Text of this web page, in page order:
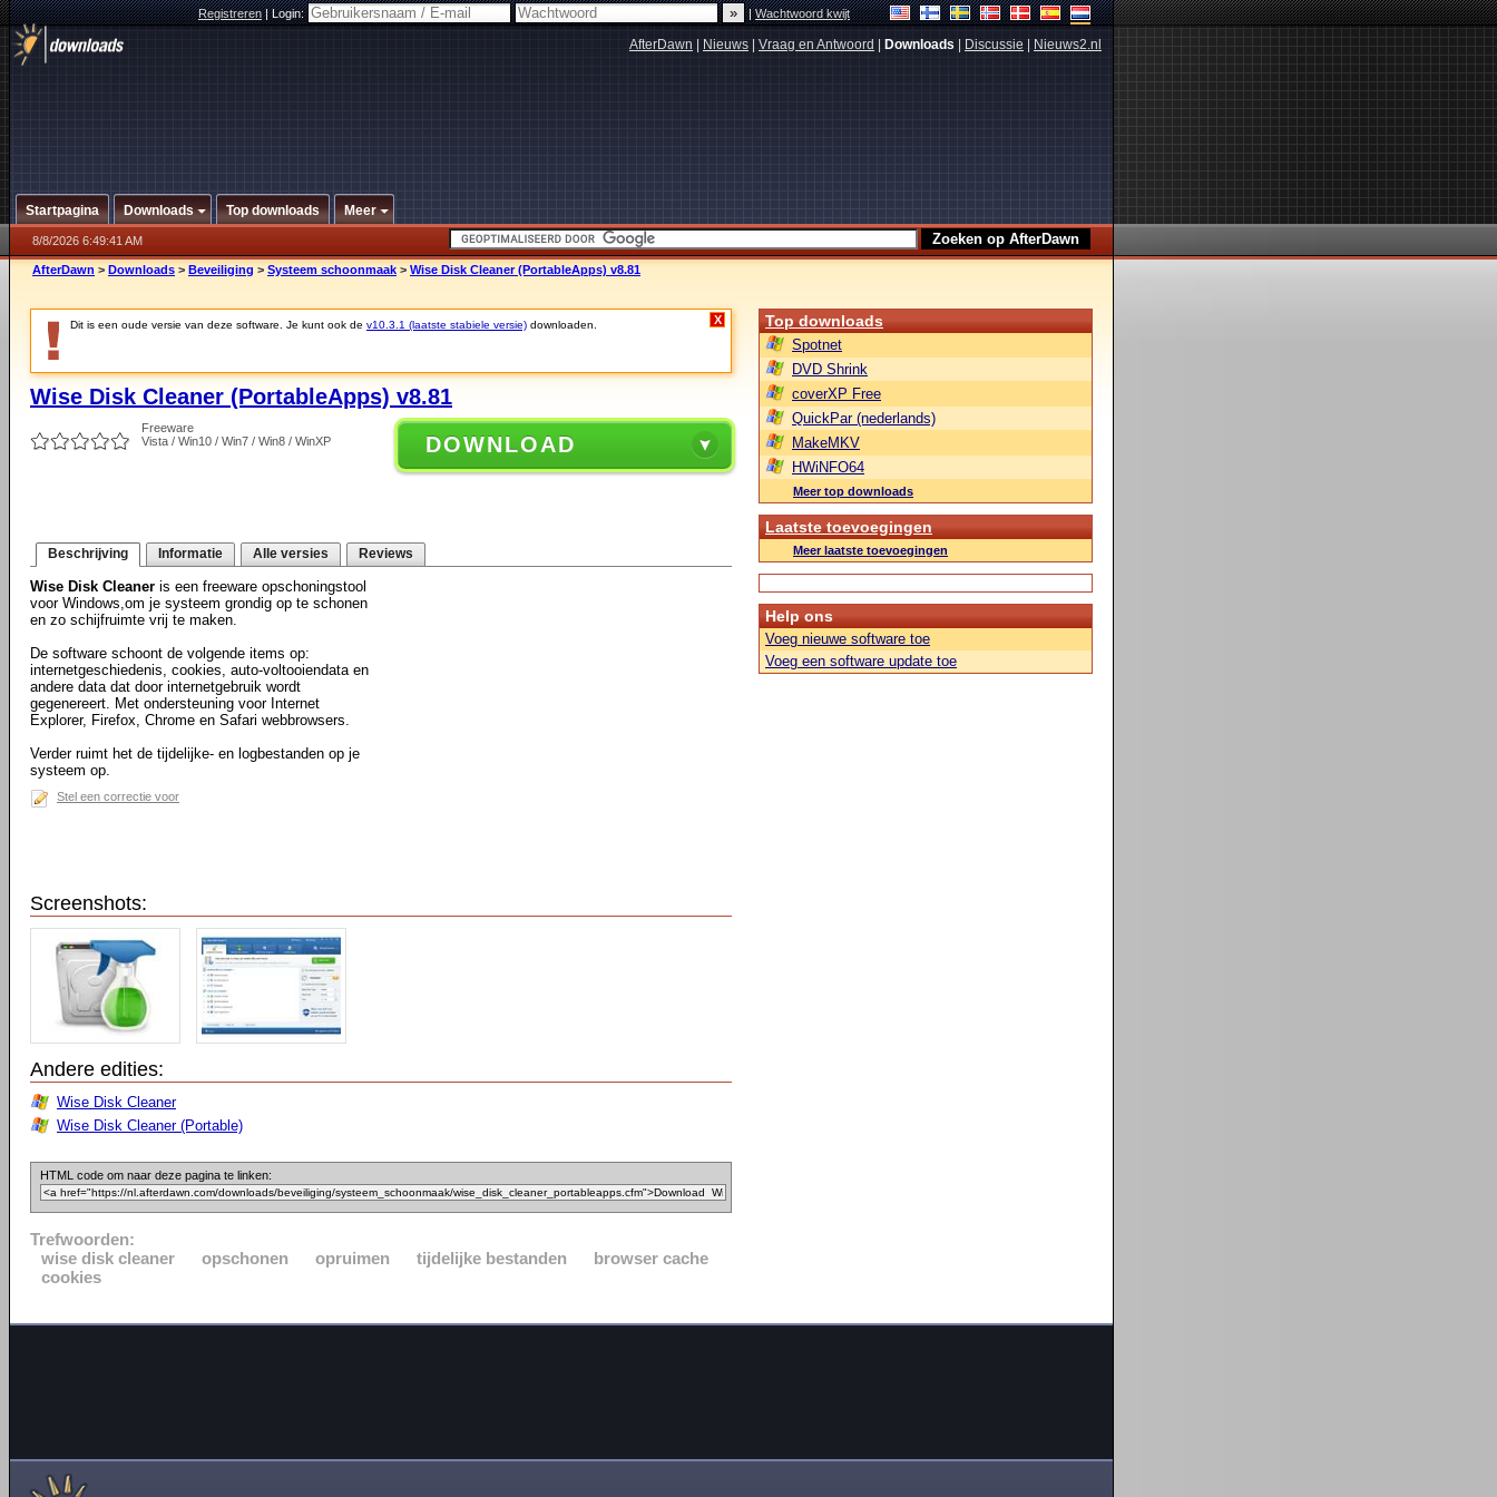
Registreren|Login: |Wachtwoord kwijt
AfterDawn Nieuws Vraag en Antwoord Downloads Discussie Nieuws2.nl
Startpagina Downloads Top downloads Meer
8/8/2026 6:49:41 AM
AfterDawn > Downloads > Beveiliging > Systeem schoonmaak > Wise Disk Cleaner (PortableApps) v8.81
Dit is een oude versie van deze software. Je kunt ook de v10.3.1 (laatste stabiele versie) downloaden. X
Wise Disk Cleaner (PortableApps) v8.81
Freeware
Vista / Win10 / Win7 / Win8 / WinXP
DOWNLOAD
Beschrijving Informatie Alle versies Reviews
Wise Disk Cleaner is een freeware opschoningstool
voor Windows,om je systeem grondig op te schonen
en zo schijfruimte vrij te maken.
De software schoont de volgende items op:
internetgeschiedenis, cookies, auto-voltooiendata en
andere data dat door internetgebruik wordt
gegenereert. Met ondersteuning voor Internet
Explorer, Firefox, Chrome en Safari webbrowsers.
Verder ruimt het de tijdelijke- en logbestanden op je
systeem op.
Stel een correctie voor
Screenshots:
Andere edities:
Wise Disk Cleaner
Wise Disk Cleaner (Portable)
HTML code om naar deze pagina te linken:
Trefwoorden:
wise disk cleaner
opschonen opruimen tijdelijke bestanden
browser cache
cookies
Top downloads
Spotnet
DVD Shrink
coverXP Free
QuickPar (nederlands)
MakeMKV
HWiNFO64
Meer top downloads
Laatste toevoegingen
Meer laatste toevoegingen
Help ons
Voeg nieuwe software toe
Voeg een software update toe